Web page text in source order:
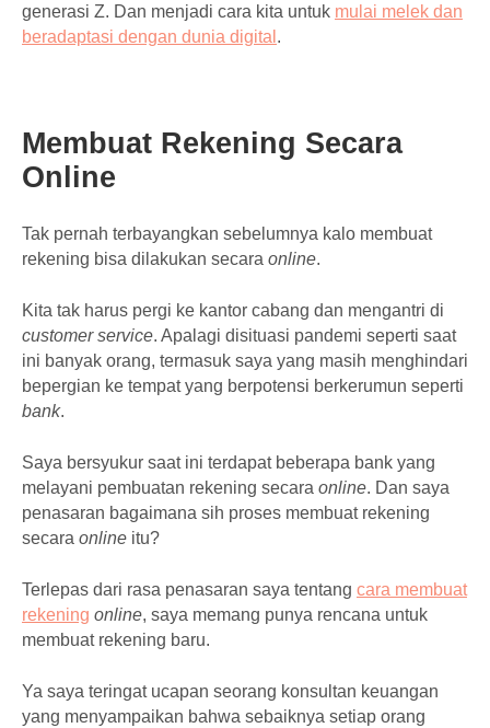
generasi Z. Dan menjadi cara kita untuk mulai melek dan
beradaptasi dengan dunia digital .
Membuat Rekening Secara
Online
Tak pernah terbayangkan sebelumnya kalo membuat
rekening bisa dilakukan secara online.
Kita tak harus pergi ke kantor cabang dan mengantri di
customer service. Apalagi disituasi pandemi seperti saat
ini banyak orang, termasuk saya yang masih menghindari
bepergian ke tempat yang berpotensi berkerumun seperti
bank.
Saya bersyukur saat ini terdapat beberapa bank yang
melayani pembuatan rekening secara online. Dan saya
penasaran bagaimana sih proses membuat rekening
secara online itu?
Terlepas dari rasa penasaran saya tentang cara membuat
rekening online, saya memang punya rencana untuk
membuat rekening baru.
Ya saya teringat ucapan seorang konsultan keuangan
yang menyampaikan bahwa sebaiknya setiap orang